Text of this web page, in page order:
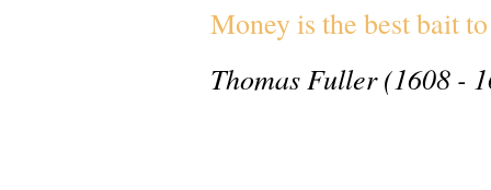
Money is the best bait
Thomas Fuller (1608 -